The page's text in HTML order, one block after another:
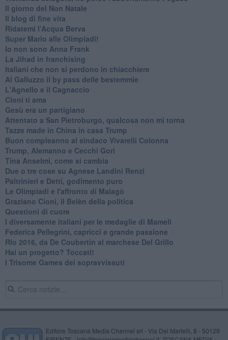
Il giorno del Non Natale
Il blog di fine vita
​Ridatemi l’Acqua Berva
Super Mario alle Olimpiadi!
Io non sono Anna Frank
​La Jihad in franchising
Italiani che non si perdono in chiacchiere
Al Galluzzo il by pass delle bestemmie
L'Agnello e il Cagnaccio
Cioni ti ama
​Gesù era un partigiano
Attentato a San Pietroburgo, qualcosa non mi torna
Tazze made in China in casa Trump
Buon compleanno al sindaco Vivarelli Colonna
Trump, Alemanno e Cecchi Gori
Tina Anselmi, come si cambia
Due o tre cose su Agnese Landini Renzi
Paltrinieri e Detti, godimento puro
Le Olimpiadi e l'affronto di Malagò
Graziano Cioni, il Belèn della politica
Questioni di cuore
I diversamente italiani per le medaglie di Mameli
Federica Pellegrini, capricci e grande passione
RIo 2016, da De Coubertin al marchese Del Grillo
​Hai un progetto? Toccati!
​I Trisome Games dei sopravvissuti
Editore Toscana Media Channel srl - Via Dei Martelli, 8 - 50129